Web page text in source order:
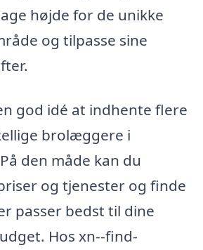
højde for de unikke
og tilpasse sine
god idé at indhente flere
brolæggere i
den måde kan du
og tjenester og finde
passer bedst til dine
Hos xn--find-